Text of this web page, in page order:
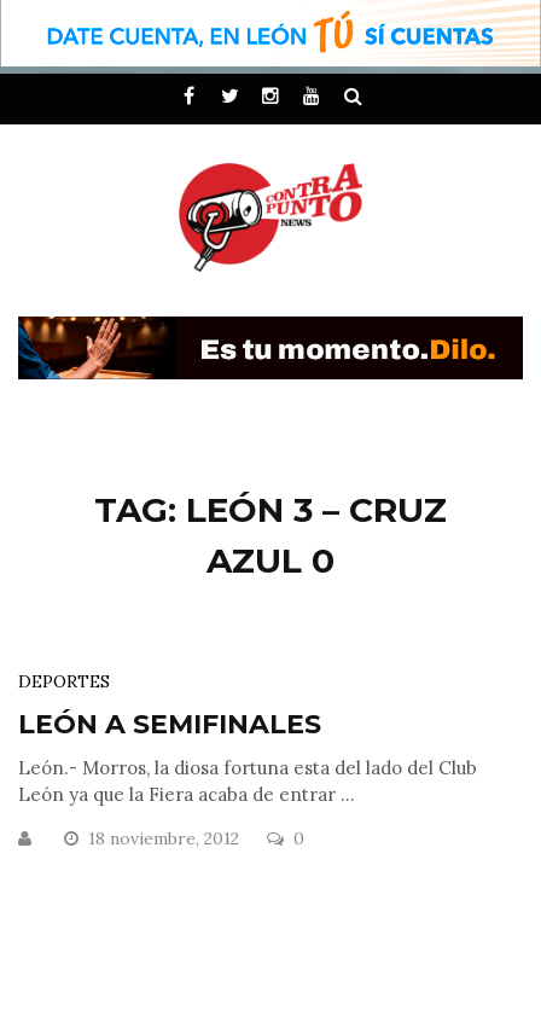
TAG: LEÓN 3 – CRUZ
AZUL 0
DEPORTES
LEÓN A SEMIFINALES
León.- Morros, la diosa fortuna esta del lado del Club
León ya que la Fiera acaba de entrar ...
18 noviembre, 2012 0